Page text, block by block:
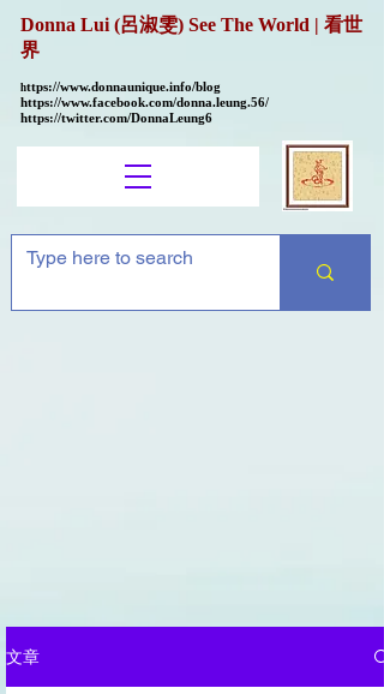
Donna Lui (呂淑雯) See The World | 看世
界
https://www.donnaunique.info/blog
https://www.facebook.com/donna.leung.56/
https://twitter.com/DonnaLeung6
文章